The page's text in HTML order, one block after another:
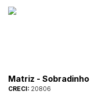
Matriz - Sobradinho
CRECI: 20806